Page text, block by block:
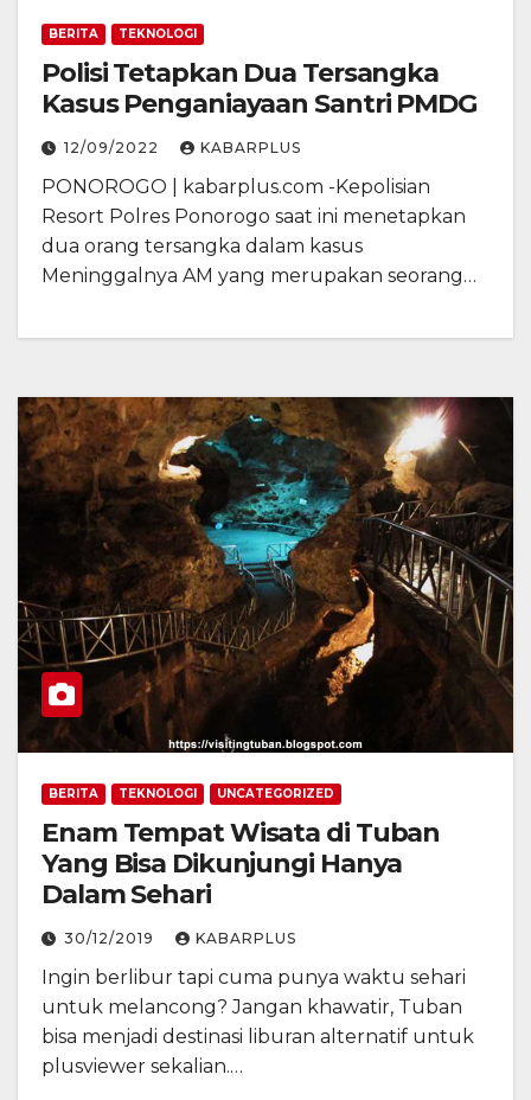
BERITA TEKNOLOGI
Polisi Tetapkan Dua Tersangka
Kasus Penganiayaan Santri PMDG
12/09/2022 KABARPLUS
PONOROGO | kabarplus.com -Kepolisian
Resort Polres Ponorogo saat ini menetapkan
dua orang tersangka dalam kasus
Meninggalnya AM yang merupakan seorang…
BERITA TEKNOLOGI UNCATEGORIZED
Enam Tempat Wisata di Tuban
Yang Bisa Dikunjungi Hanya
Dalam Sehari
30/12/2019 KABARPLUS
Ingin berlibur tapi cuma punya waktu sehari
untuk melancong? Jangan khawatir, Tuban
bisa menjadi destinasi liburan alternatif untuk
plusviewer sekalian.…